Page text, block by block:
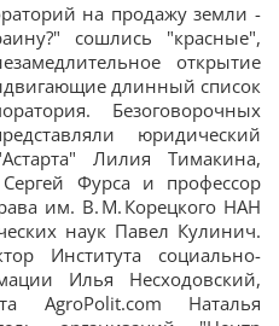
на продажу земли -
сошлись "красные",
открытие
длинный список
Безоговорочных
юридический
Лилия Тимакина,
Фурса и профессор
им. В. М. Корецкого НАН
наук Павел Кулинич.
Института социально-
Илья Несходовский,
AgroPolit.com Наталья